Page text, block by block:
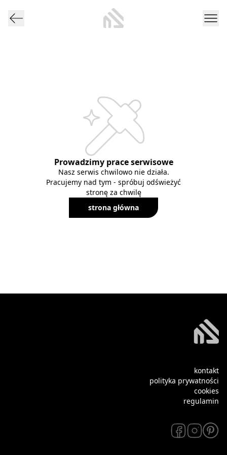
Prowadzimy prace serwisowe
Nasz serwis chwilowo nie działa.
Pracujemy nad tym - spróbuj odświeżyć
stronę za chwilę
strona główna
kontakt
polityka prywatności
cookies
regulamin